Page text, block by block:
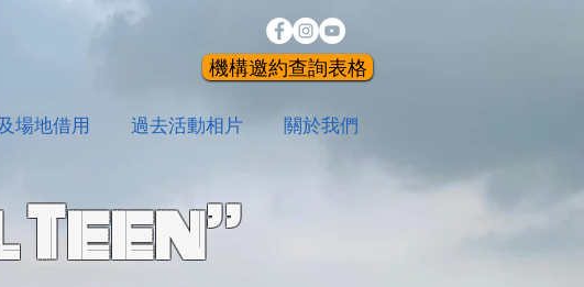
機構邀約查詢表格
場地借用 過去活動相片 關於我們